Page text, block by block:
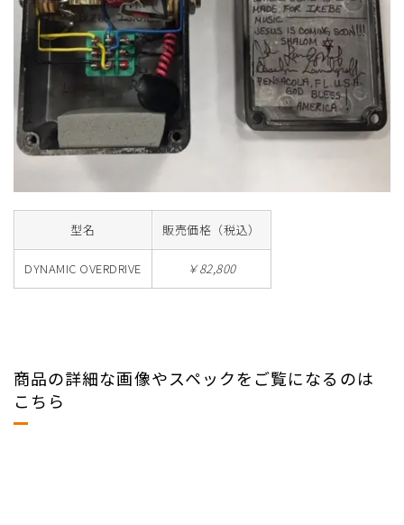
型名 販売価格（税込）
DYNAMIC OVERDRIVE ￥82,800
商品の詳細な画像やスペックをご覧になるのは
こちら